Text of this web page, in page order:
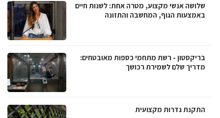
שלושה אנשי מקצוע, מטרה אחת: לשנות חיים
באמצעות הגוף, המחשבה והתזונה
בריקסטון - רשת מתחמי כספות מאובטחים:
מדריך שלם לשמירת רכושך
התקנת גדרות מקצועית